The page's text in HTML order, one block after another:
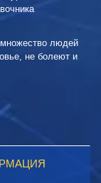
людей
не болеют и